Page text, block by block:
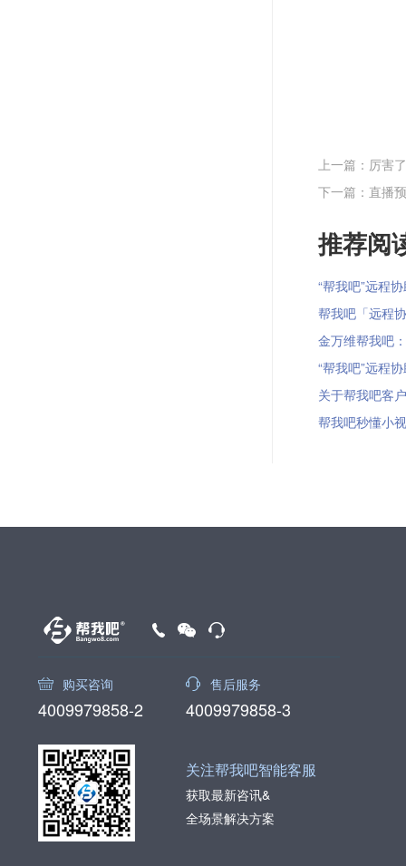
上一篇：厉害
下一篇：直播
推荐阅
“帮我吧”远程
帮我吧「远程
金万维帮我吧
“帮我吧”远程
关于帮我吧客
帮我吧秒懂小
购买咨询
4009979858-2
售后服务
4009979858-3
关注帮我吧智能客服
获取最新咨讯&
全场景解决方案